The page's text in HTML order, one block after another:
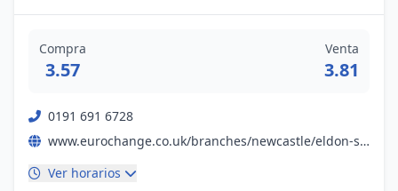
Compra
3.57
Venta
3.81
0191 691 6728
www.eurochange.co.uk/branches/newcastle/eldon-square-shopping-centre?utm_source=google&utm_medium=organic&utm_campaign=gmb&utm_content=euonewc
Ver horarios